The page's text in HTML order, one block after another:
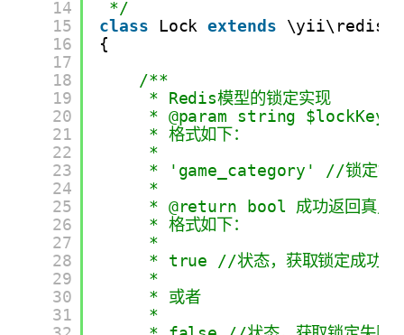
14
15
16
17
18
19
20
21
22
23
24
25
26
27
28
29
30
31
*/
class
Lock extends
{
/**
* Redis模型的锁定实现
* @param string
* 格式如下：
*
* 'game_category' //锁定键名
*
* @return bool 成功返回真/失
* 格式如下：
*
* true //状态，获取锁定成功，
*
* 或者
*